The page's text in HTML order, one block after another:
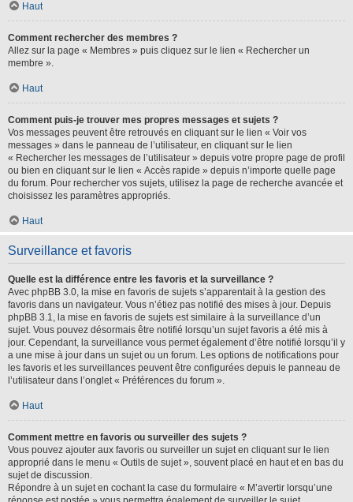
Haut
Comment rechercher des membres ?
Allez sur la page « Membres » puis cliquez sur le lien « Rechercher un
membre ».
Haut
Comment puis-je trouver mes propres messages et sujets ?
Vos messages peuvent être retrouvés en cliquant sur le lien « Voir vos
messages » dans le panneau de l’utilisateur, en cliquant sur le lien
« Rechercher les messages de l’utilisateur » depuis votre propre page de profil
ou bien en cliquant sur le lien « Accès rapide » depuis n’importe quelle page
du forum. Pour rechercher vos sujets, utilisez la page de recherche avancée et
choisissez les paramètres appropriés.
Haut
Surveillance et favoris
Quelle est la différence entre les favoris et la surveillance ?
Avec phpBB 3.0, la mise en favoris de sujets s’apparentait à la gestion des
favoris dans un navigateur. Vous n’étiez pas notifié des mises à jour. Depuis
phpBB 3.1, la mise en favoris de sujets est similaire à la surveillance d’un
sujet. Vous pouvez désormais être notifié lorsqu’un sujet favoris a été mis à
jour. Cependant, la surveillance vous permet également d’être notifié lorsqu’il y
a une mise à jour dans un sujet ou un forum. Les options de notifications pour
les favoris et les surveillances peuvent être configurées depuis le panneau de
l’utilisateur dans l’onglet « Préférences du forum ».
Haut
Comment mettre en favoris ou surveiller des sujets ?
Vous pouvez ajouter aux favoris ou surveiller un sujet en cliquant sur le lien
approprié dans le menu « Outils de sujet », souvent placé en haut et en bas du
sujet de discussion.
Répondre à un sujet en cochant la case du formulaire « M’avertir lorsqu’une